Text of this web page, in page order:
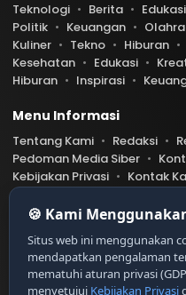
Teknologi Berita Edukasi
Politik
Keuangan
Kuliner
Tekno Hiburan
Kesehatan
Edukasi
Hiburan
Inspirasi
Menu Informasi
Tentang Kami Redaksi
Pedoman Media Siber
Kebijakan Privasi
Kontak
Pedoman Media Siber
Belibis.com telah
tifikat Nomor 9999/
https://
🍪 Kami
Situs web ini menggunakan
mendapatkan pengalaman
mematuhi aturan privasi
menyetujui Kebijakan Privasi